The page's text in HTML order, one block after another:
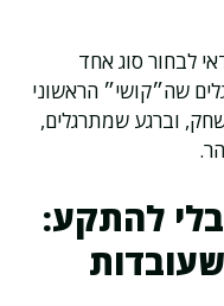
לבחור סוג אחד
שה״קושי״ הראשוני
וברגע שמתרגלים,
בלי להתקע: